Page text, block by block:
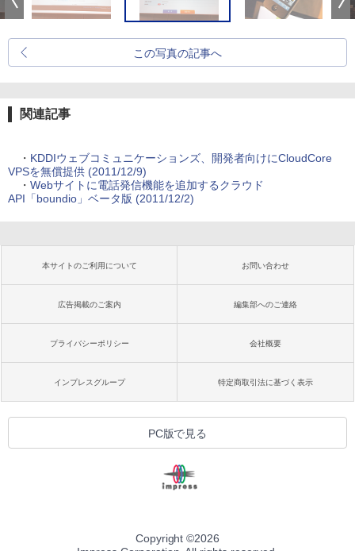
この写真の記事へ
関連記事
・ KDDIウェブコミュニケーションズ、開発者向けにCloudCore
VPSを無償提供 (2011/12/9)
・ Webサイトに電話発信機能を追加するクラウド
API「boundio」ベータ版 (2011/12/2)
本サイトのご利用について お問い合わせ
広告掲載のご案内 編集部へのご連絡
プライバシーポリシー 会社概要
インプレスグループ 特定商取引法に基づく表示
PC版で見る
Copyright ©2026